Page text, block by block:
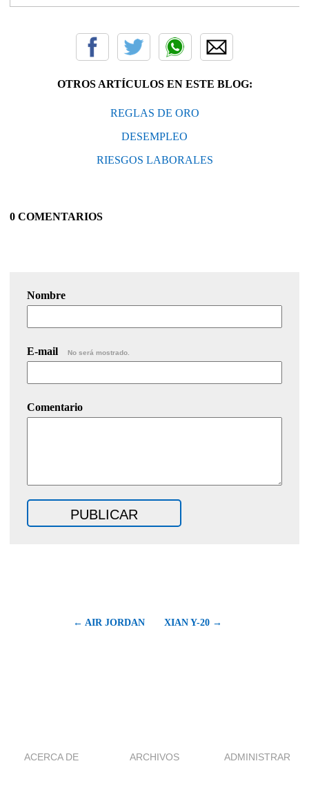
OTROS ARTÍCULOS EN ESTE BLOG:
REGLAS DE ORO
DESEMPLEO
RIESGOS LABORALES
0 COMENTARIOS
Nombre
E-mail No será mostrado.
Comentario
← AIR JORDAN XIAN Y-20 →
ACERCA DE ARCHIVOS ADMINISTRAR